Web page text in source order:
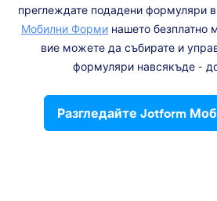
преглеждате подадени формуляри
Мобилни Форми нашето безплатно
вие можете да събирате и
формуляри навсякъде -
Разгледайте Jotform